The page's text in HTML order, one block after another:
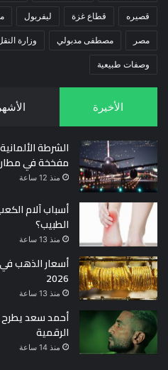
قصيره قطاع غزة ليفربول
مصر مصطفى مدبولي وزارة
وصفات طبيعية
الأخيرة الأشهر
الشرطة
مفخخة في مطار
منذ 12 ساعة
أسباب آلام
الطبيب؟
منذ 13 ساعة
2026
منذ 13 ساعة
أحمد سعد يطرح
الرقمية
منذ 14 ساعة